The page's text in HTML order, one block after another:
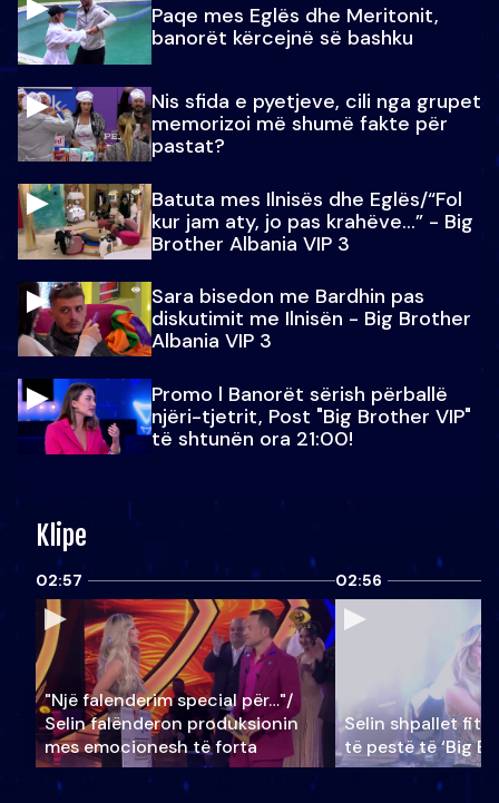
Paqe mes Eglës dhe Meritonit,
banorët kërcejnë së bashku
Nis sfida e pyetjeve, cili nga grupet
memorizoi më shumë fakte për
pastat?
Batuta mes Ilnisës dhe Eglës/“Fol
kur jam aty, jo pas krahëve…” - Big
Brother Albania VIP 3
Sara bisedon me Bardhin pas
diskutimit me Ilnisën - Big Brother
Albania VIP 3
Promo l Banorët sërish përballë
njëri-tjetrit, Post "Big Brother VIP"
të shtunën ora 21:00!
Klipe
02:57
"Një falenderim special për…"/
Selin falënderon produksionin
mes emocionesh të forta
02:56
Selin shpallet
të pestë të ‘Big